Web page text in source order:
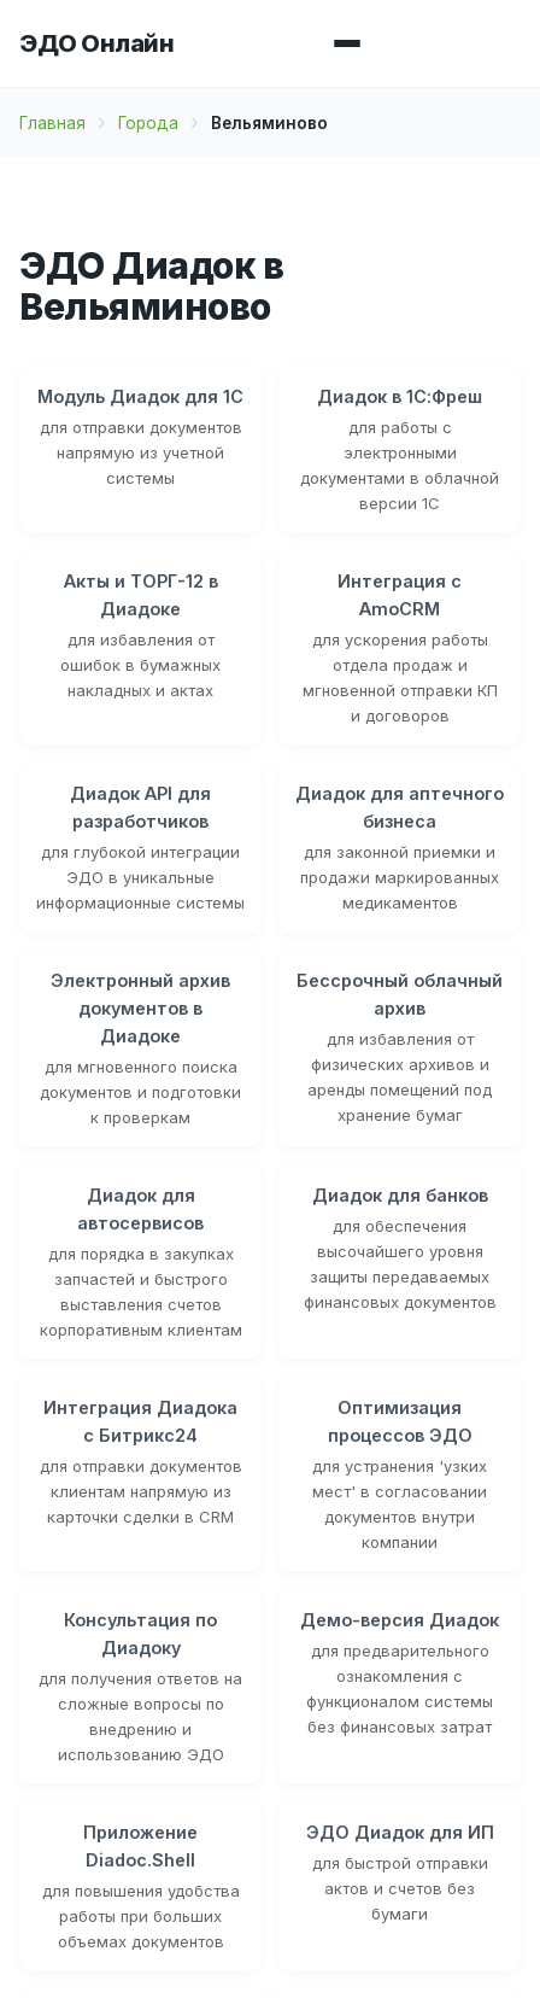
ЭДО Онлайн
Главная Города Вельяминово
ЭДО Диадок в
Вельяминово
Модуль Диадок для 1С
для отправки документов
напрямую из учетной
системы
Диадок в 1С:Фреш
для работы с
электронными
документами в облачной
версии 1С
Акты и ТОРГ-12 в
Диадоке
для избавления от
ошибок в бумажных
накладных и актах
Интеграция с
AmoCRM
для ускорения работы
отдела продаж и
мгновенной отправки КП
и договоров
Диадок API для
разработчиков
для глубокой интеграции
ЭДО в уникальные
информационные системы
Диадок для аптечного
бизнеса
для законной приемки и
продажи маркированных
медикаментов
Электронный архив
документов в
Диадоке
для мгновенного поиска
документов и подготовки
к проверкам
Бессрочный облачный
архив
для избавления от
физических архивов и
аренды помещений под
хранение бумаг
Диадок для
автосервисов
для порядка в закупках
запчастей и быстрого
выставления счетов
корпоративным клиентам
Диадок для банков
для обеспечения
высочайшего уровня
защиты передаваемых
финансовых документов
Интеграция Диадока
с Битрикс24
для отправки документов
клиентам напрямую из
карточки сделки в CRM
Оптимизация
процессов ЭДО
для устранения 'узких
мест' в согласовании
документов внутри
компании
Консультация по
Диадоку
для получения ответов на
сложные вопросы по
внедрению и
использованию ЭДО
Демо-версия Диадок
для предварительного
ознакомления с
функционалом системы
без финансовых затрат
Приложение
Diadoc.Shell
для повышения удобства
работы при больших
объемах документов
ЭДО Диадок для ИП
для быстрой отправки
актов и счетов без
бумаги